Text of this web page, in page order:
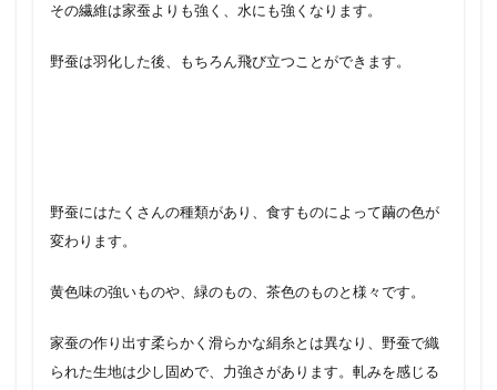
その繊維は家蚕よりも強く、水にも強くなります。
野蚕は羽化した後、もちろん飛び立つことができます。
野蚕にはたくさんの種類があり、食すものによって繭の色が
変わります。
黄色味の強いものや、緑のもの、茶色のものと様々です。
家蚕の作り出す柔らかく滑らかな絹糸とは異なり、野蚕で織
られた生地は少し固めで、力強さがあります。軋みを感じる